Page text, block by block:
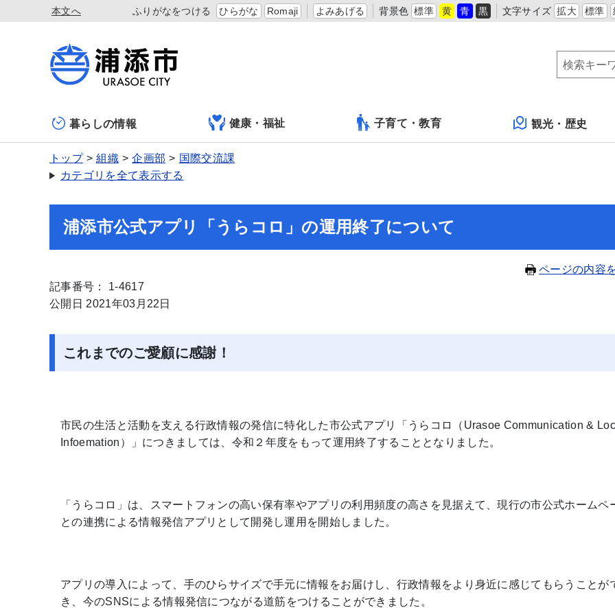
本文へ ふりがなをつける ひらがな Romaji よみあげる 背景色 標準 黄 青 黒 文字サイズ 拡大 標準
暮らしの情報 健康・福祉 子育て・教育 観光・歴史
トップ 組織 企画部
国際交流課
カテゴリを全て表示する
浦添市公式アプリ「うらコロ」の運用終了について
ページの内容
記事番号： 1-4617
公開日 2021年03月22日
これまでのご愛顧に感謝！
市民の生活と活動を支える行政情報の発信に特化した市公式アプリ「うらコロ（Urasoe Communication &
Infoemation）」につきましては、令和２年度をもって運用終了することとなりました。
「うらコロ」は、スマートフォンの高い保有率やアプリの利用頻度の高さを見据えて、現行の市公式ホームペ
との連携による情報発信アプリとして開発し運用を開始しました。
アプリの導入によって、手のひらサイズで手元に情報をお届けし、行政情報をより身近に感じてもらうことが
き、今のSNSによる情報発信につながる道筋をつけることができました。